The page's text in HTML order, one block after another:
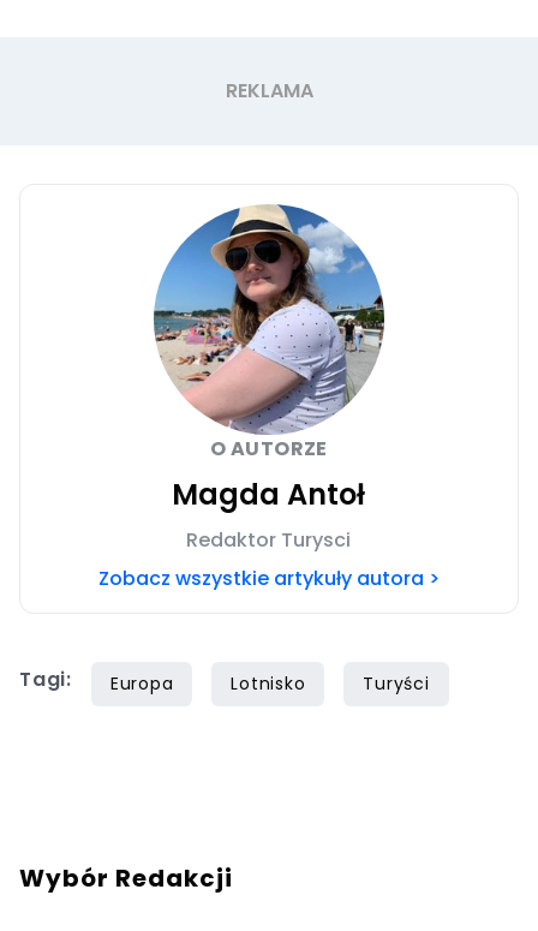
O AUTORZE
Magda Antoł
Redaktor Turysci
Zobacz wszystkie artykuły autora >
Tagi: Europa Lotnisko Turyści
Wybór Redakcji